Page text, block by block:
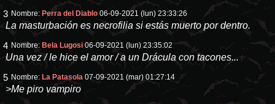
3 Nombre: Perra del Diablo 06-09-2021 (lun) 23:33:26
La masturbación es necrofilia si estás muerto por dentro.
4 Nombre: Bela Lugosi 06-09-2021 (lun) 23:35:02
Una vez / le hice el amor / a un Drácula con tacones...
5 Nombre: La Patasola 07-09-2021 (mar) 01:27:14
>Me piro vampiro